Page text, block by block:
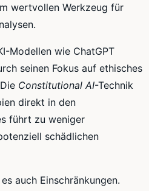
wertvollen Werkzeug für
Modellen wie ChatGPT
seinen Fokus auf ethisches
Constitutional AI-Technik
direkt in den
führt zu weniger
schädlichen
auch Einschränkungen.